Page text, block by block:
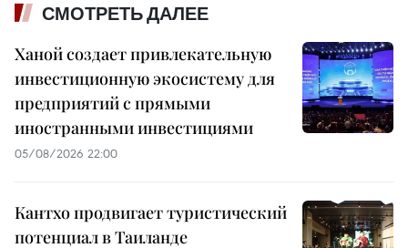
СМОТРЕТЬ ДАЛЕЕ
Ханой создает привлекательную
инвестиционную экосистему для
предприятий с прямыми
иностранными инвестициями
05/08/2026 22:00
Кантхо продвигает туристический
потенциал в Таиланде